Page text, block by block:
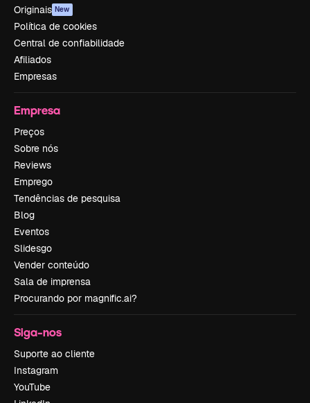
Originais New
Política de cookies
Central de confiabilidade
Afiliados
Empresas
Empresa
Preços
Sobre nós
Reviews
Emprego
Tendências de pesquisa
Blog
Eventos
Slidesgo
Vender conteúdo
Sala de imprensa
Procurando por magnific.ai?
Siga-nos
Suporte ao cliente
Instagram
YouTube